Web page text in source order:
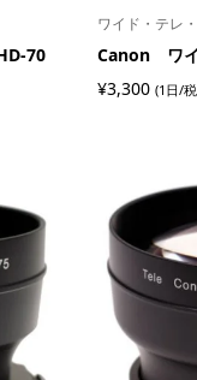
70
ワイド・テレ
Canon ワ
¥3,300 (1日/